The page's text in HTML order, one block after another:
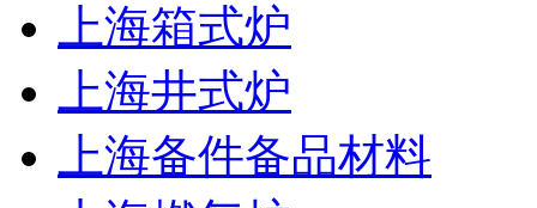
上海箱式炉
上海井式炉
上海备件备品材料